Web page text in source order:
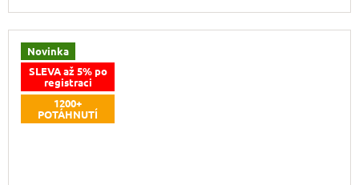
Novinka
SLEVA až 5% po
registraci
1200+
POTÁHNUTÍ